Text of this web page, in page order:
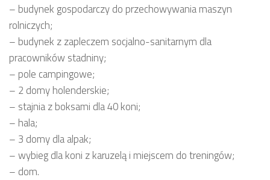
– budynek gospodarczy do przechowywania maszyn
rolniczych;
– budynek z zapleczem socjalno-sanitarnym dla
pracowników stadniny;
– pole campingowe;
– 2 domy holenderskie;
– stajnia z boksami dla 40 koni;
– hala;
– 3 domy dla alpak;
– wybieg dla koni z karuzelą i miejscem do treningów;
– dom.